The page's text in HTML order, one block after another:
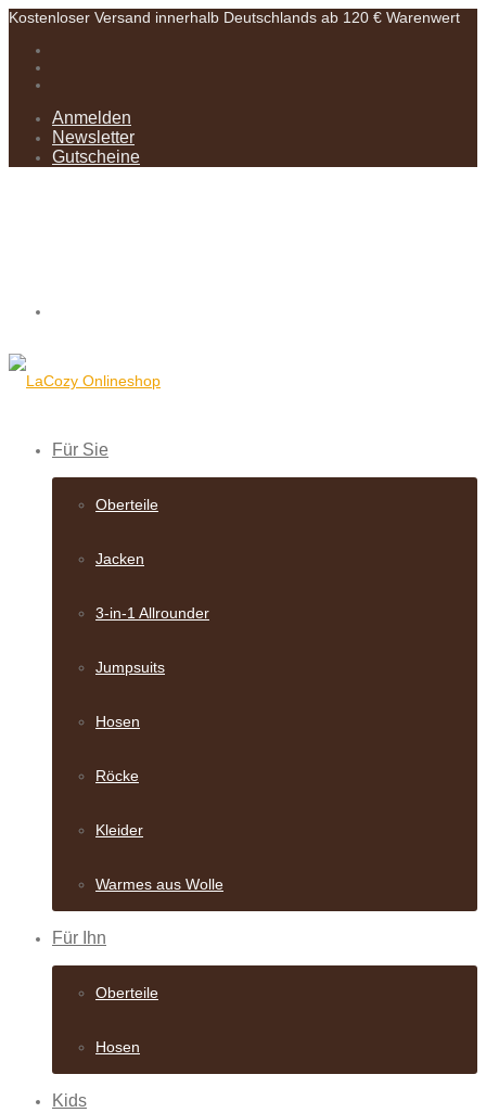
Kostenloser Versand innerhalb Deutschlands ab 120 € Warenwert
Anmelden
Newsletter
Gutscheine
Für Sie
Oberteile
Jacken
3-in-1 Allrounder
Jumpsuits
Hosen
Röcke
Kleider
Warmes aus Wolle
Für Ihn
Oberteile
Hosen
Kids